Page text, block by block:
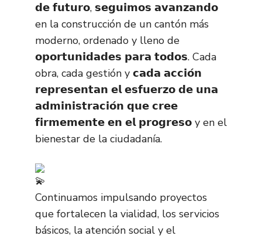
𝗱𝗲 𝗳𝘂𝘁𝘂𝗿𝗼, 𝘀𝗲𝗴𝘂𝗶𝗺𝗼𝘀 𝗮𝘃𝗮𝗻𝘇𝗮𝗻𝗱𝗼
en la construcción de un cantón más
moderno, ordenado y lleno de
𝗼𝗽𝗼𝗿𝘁𝘂𝗻𝗶𝗱𝗮𝗱𝗲𝘀 𝗽𝗮𝗿𝗮 𝘁𝗼𝗱𝗼𝘀. Cada
obra, cada gestión y 𝗰𝗮𝗱𝗮 𝗮𝗰𝗰𝗶𝗼́𝗻
𝗿𝗲𝗽𝗿𝗲𝘀𝗲𝗻𝘁𝗮𝗻 𝗲𝗹 𝗲𝘀𝗳𝘂𝗲𝗿𝘇𝗼 𝗱𝗲 𝘂𝗻𝗮
𝗮𝗱𝗺𝗶𝗻𝗶𝘀𝘁𝗿𝗮𝗰𝗶𝗼́𝗻 𝗾𝘂𝗲 𝗰𝗿𝗲𝗲
𝗳𝗶𝗿𝗺𝗲𝗺𝗲𝗻𝘁𝗲 𝗲𝗻 𝗲𝗹 𝗽𝗿𝗼𝗴𝗿𝗲𝘀𝗼 y en el
bienestar de la ciudadanía.
Continuamos impulsando proyectos
que fortalecen la vialidad, los servicios
básicos, la atención social y el